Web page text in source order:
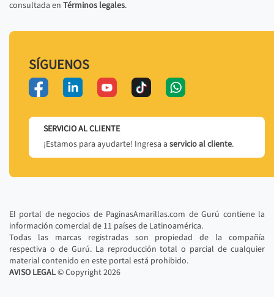
consultada en Términos legales.
SÍGUENOS
SERVICIO AL CLIENTE
¡Estamos para ayudarte! Ingresa a servicio al cliente.
El portal de negocios de PaginasAmarillas.com de Gurú contiene la
información comercial de 11 países de Latinoamérica.
Todas las marcas registradas son propiedad de la compañía
respectiva o de Gurú. La reproducción total o parcial de cualquier
material contenido en este portal está prohibido.
AVISO LEGAL© Copyright2026